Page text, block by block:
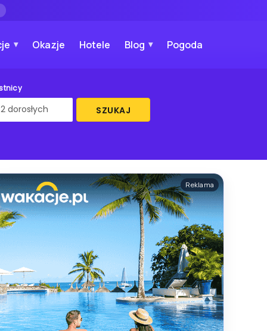
Okazje Hotele Blog Pogoda
SZUKAJ
Reklama